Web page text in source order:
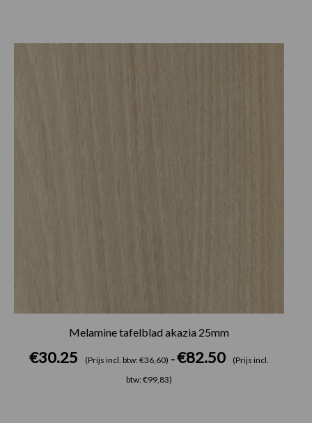
Melamine tafelblad akazia 25mm
€30.25 (Prijs incl. btw: €36,60) -€82.50
(Prijs incl.
btw: €99,83)